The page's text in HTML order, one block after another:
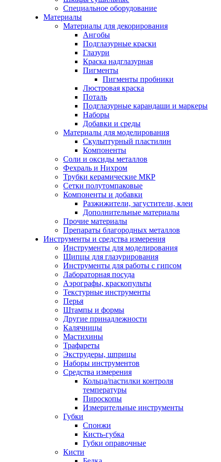
Специальное оборудование
Материалы
Материалы для декорирования
Ангобы
Подглазурные краски
Глазури
Краска надглазурная
Пигменты
Пигменты пробники
Люстровая краска
Поталь
Подглазурные карандаши и маркеры
Наборы
Добавки и среды
Материалы для моделирования
Скульптурный пластилин
Компоненты
Соли и оксиды металлов
Фехраль и Нихром
Трубки керамические МКР
Сетки полутомпаковые
Компоненты и добавки
Разжижители, загустители, клеи
Дополнительные материалы
Прочие материалы
Препараты благородных металлов
Инструменты и средства измерения
Инструменты для моделирования
Щипцы для глазурирования
Инструменты для работы с гипсом
Лабораторная посуда
Аэрографы, краскопульты
Текстурные инструменты
Перья
Штампы и формы
Другие принадлежности
Калячницы
Мастихины
Трафареты
Экструдеры, шприцы
Наборы инструментов
Средства измерения
Кольца/пастилки контроля
температуры
Пироскопы
Измерительные инструменты
Губки
Спонжи
Кисть-губка
Губки оправочные
Кисти